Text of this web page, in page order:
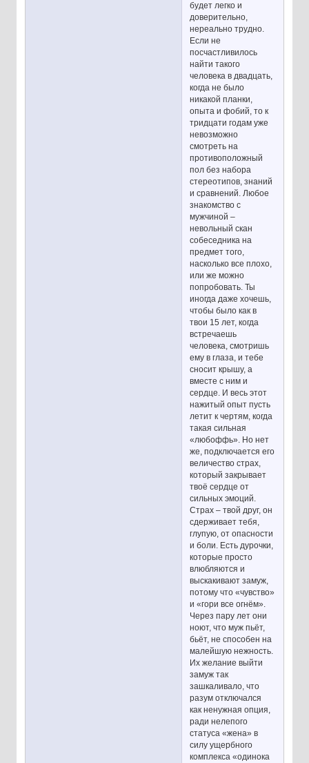
будет легко и
доверительно,
нереально трудно.
Если не
посчастливилось
найти такого
человека в двадцать,
когда не было
никакой планки,
опыта и фобий, то к
тридцати годам уже
невозможно
смотреть на
противоположный
пол без набора
стереотипов, знаний
и сравнений. Любое
знакомство с
мужчиной –
невольный скан
собеседника на
предмет того,
насколько все плохо,
или же можно
попробовать. Ты
иногда даже хочешь,
чтобы было как в
твои 15 лет, когда
встречаешь
человека, смотришь
ему в глаза, и тебе
сносит крышу, а
вместе с ним и
сердце. И весь этот
нажитый опыт пусть
летит к чертям, когда
такая сильная
«любоффь». Но нет
же, подключается его
величество страх,
который закрывает
твоё сердце от
сильных эмоций.
Страх – твой друг, он
сдерживает тебя,
глупую, от опасности
и боли. Есть дурочки,
которые просто
влюбляются и
выскакивают замуж,
потому что «чувство»
и «гори все огнём».
Через пару лет они
ноют, что муж пьёт,
бьёт, не способен на
малейшую нежность.
Их желание выйти
замуж так
зашкаливало, что
разум отключался
как ненужная опция,
ради нелепого
статуса «жена» в
силу ущербного
комплекса «одинока